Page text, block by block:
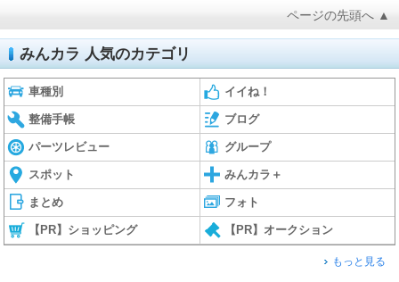
ページの先頭へ ▲
みんカラ 人気のカテゴリ
車種別 イイね！
整備手帳 ブログ
パーツレビュー グループ
スポット みんカラ＋
まとめ フォト
【PR】ショッピング 【PR】オークション
もっと見る